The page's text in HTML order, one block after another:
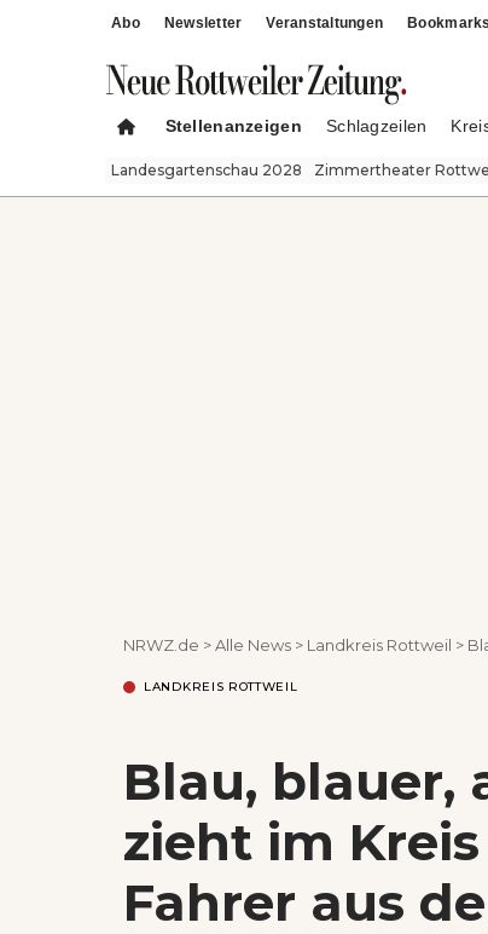
Abo Newsletter Veranstaltungen
Stellenanzeigen Schlagzeilen
Landesgartenschau 2028 Zimmertheater
NRWZ.de >Alle News > Landkreis Rottweil >
LANDKREIS ROTTWEIL
Blau, blauer,
zieht im
Fahrer aus